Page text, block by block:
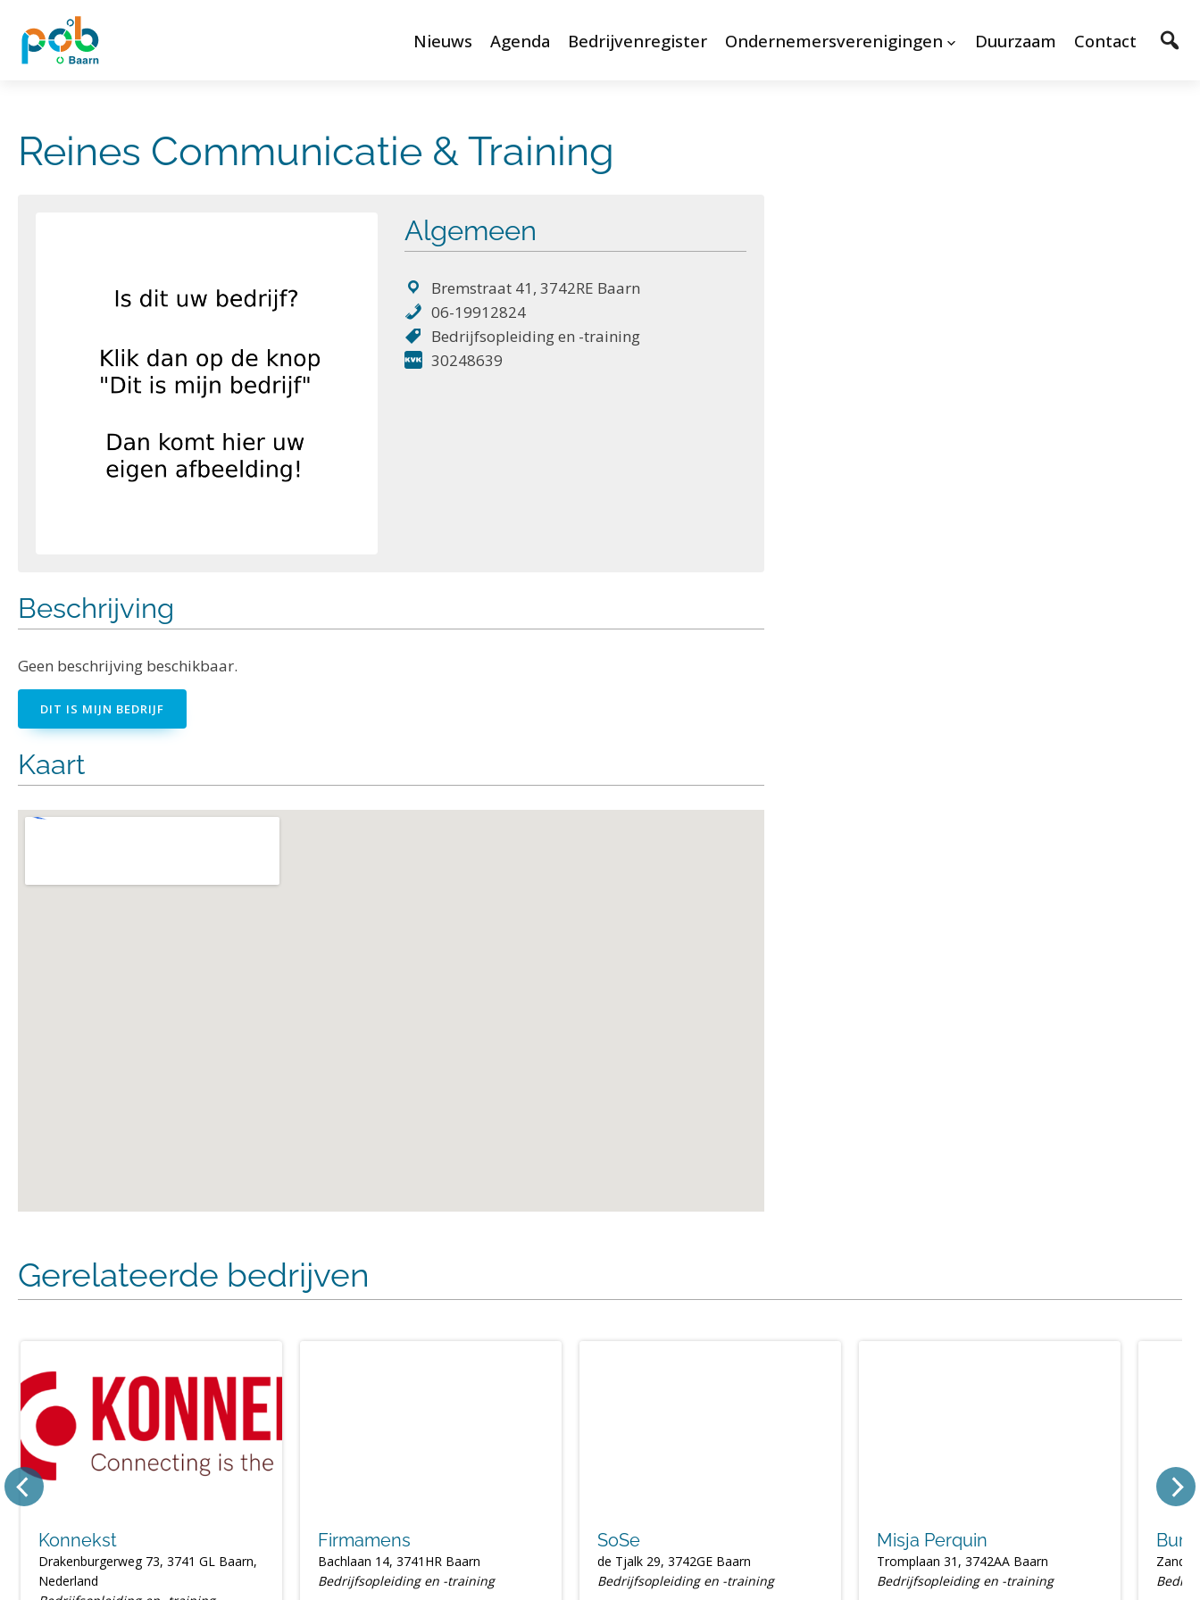
Nieuws Agenda Bedrijvenregister Ondernemersverenigingen Duurzaam Contact
Reines Communicatie & Training
Algemeen
Bremstraat 41, 3742RE Baarn
06-19912824
Bedrijfsopleiding en -training
30248639
Beschrijving
Geen beschrijving beschikbaar.
DIT IS MIJN BEDRIJF
Kaart
Gerelateerde bedrijven
Konnekst
Drakenburgerweg 73, 3741 GL Baarn,
Nederland
Firmamens
Bachlaan 14, 3741HR Baarn
Bedrijfsopleiding en -training
SoSe
de Tjalk 29, 3742GE Baarn
Bedrijfsopleiding en -training
Misja Perquin
Tromplaan 31, 3742AA Baarn
Bedrijfsopleiding en -training